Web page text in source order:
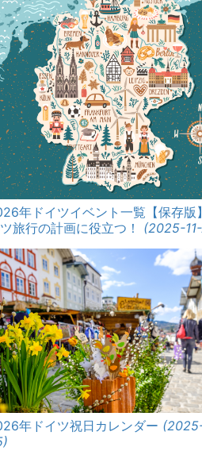
年ドイツイベント一覧【保存版
旅行の計画に役立つ！ (2025-
年ドイツ祝日カレンダー